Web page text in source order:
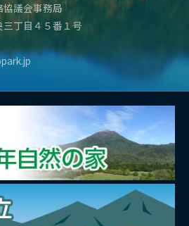
議会事務局
丁目４５番１号